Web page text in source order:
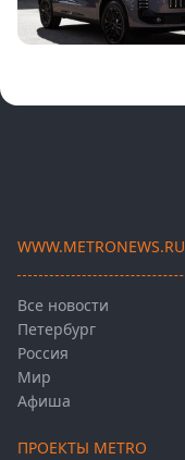
WWW.METRONEWS.RU
Все новости
Петербург
Россия
Мир
Афиша
ПРОЕКТЫ METRO